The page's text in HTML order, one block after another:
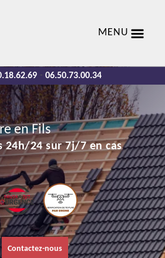
MENU
- 06.50.73.00.34
en Fils
24h/24 sur 7j/7 en cas
Contactez-nous